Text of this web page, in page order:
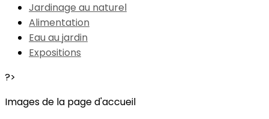
Jardinage au naturel
Alimentation
Eau au jardin
Expositions
?>
Images de la page d'accueil